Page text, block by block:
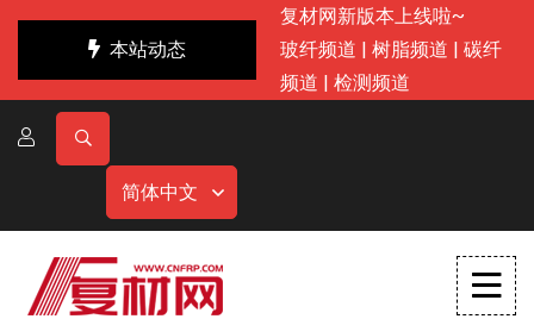
本站动态
复材网新版本上线啦~
玻纤频道 | 树脂频道 | 碳纤
频道 | 检测频道
简体中文